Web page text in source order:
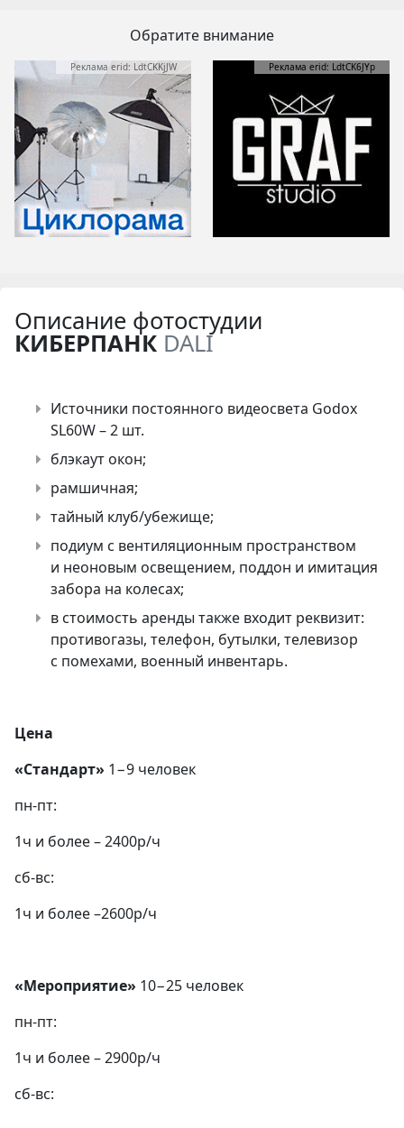
Обратите внимание
Реклама erid: LdtCKKjJW Реклама erid: LdtCK6JYp
Описание фотостудии
КИБЕРПАНК DALI
Источники постоянного видеосвета Godox
SL60W – 2 шт.
блэкаут окон;
рамшичная;
тайный клуб/убежище;
подиум с вентиляционным пространством
и неоновым освещением, поддон и имитация
забора на колесах;
в стоимость аренды также входит реквизит:
противогазы, телефон, бутылки, телевизор
с помехами, военный инвентарь.
Цена
«Стандарт» 1−9 человек
пн-пт:
1ч и более – 2400р/ч
сб-вс:
1ч и более –2600р/ч
«Мероприятие» 10−25 человек
пн-пт:
1ч и более – 2900р/ч
сб-вс: